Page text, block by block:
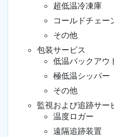
超低温冷凍庫
コールドチェー
その他
包装サービス
低温パックアウ
極低温シッパー
その他
監視および追跡サー
温度ロガー
遠隔追跡装置